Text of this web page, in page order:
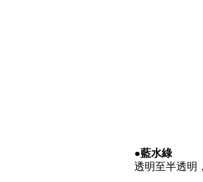
●藍水綠
透明至半透明